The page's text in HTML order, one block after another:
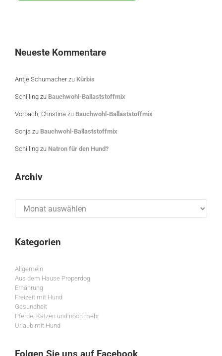
Neueste Kommentare
Antje Schumacherzu Kürbis
Schilling zu Bauchwohl-Ballaststoffmix
Vorbach, Christina zu Bauchwohl-Ballaststoffmix
Sonja zu Bauchwohl-Ballaststoffmix
Schilling zu Natron für den Hund?
Archiv
Kategorien
Allgemein
Aus dem Hause Properdog
Ernährung
Freizeit mit Hund
Gesundheit
Pferde, Katzen und noch mehr
Urlaub mit Hund